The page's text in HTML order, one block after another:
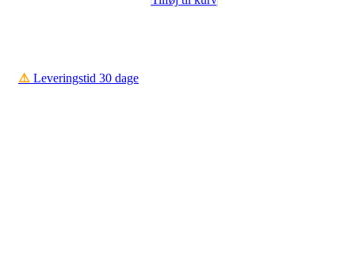
⚠️ Leveringstid 30 dage